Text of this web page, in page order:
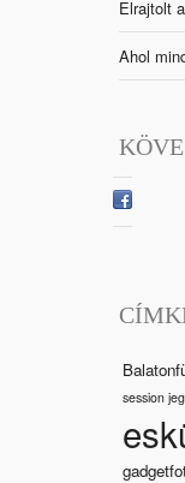
Elrajtolt
Ahol
session